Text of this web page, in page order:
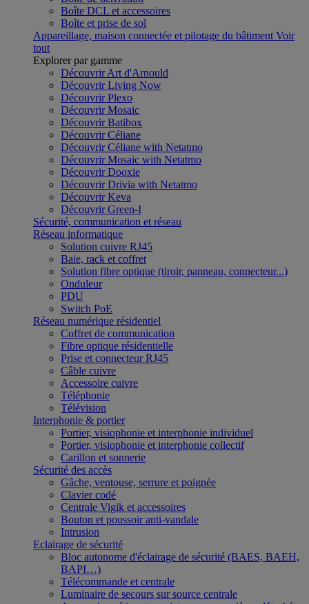
Boîte DCL et accessoires
Boîte et prise de sol
Appareillage, maison connectée et pilotage du bâtiment Voir
tout
Explorer par gamme
Découvrir Art d'Arnould
Découvrir Living Now
Découvrir Plexo
Découvrir Mosaic
Découvrir Batibox
Découvrir Céliane
Découvrir Céliane with Netatmo
Découvrir Mosaic with Netatmo
Découvrir Dooxie
Découvrir Drivia with Netatmo
Découvrir Keva
Découvrir Green-I
Sécurité, communication et réseau
Réseau informatique
Solution cuivre RJ45
Baie, rack et coffret
Solution fibre optique (tiroir, panneau, connecteur...)
Onduleur
PDU
Switch PoE
Réseau numérique résidentiel
Coffret de communication
Fibre optique résidentielle
Prise et connecteur RJ45
Câble cuivre
Accessoire cuivre
Téléphonie
Télévision
Interphonie & portier
Portier, visiophonie et interphonie individuel
Portier, visiophonie et interphonie collectif
Carillon et sonnerie
Sécurité des accès
Gâche, ventouse, serrure et poignée
Clavier codé
Centrale Vigik et accessoires
Bouton et poussoir anti-vandale
Intrusion
Eclairage de sécurité
Bloc autonome d'éclairage de sécurité (BAES, BAEH,
BAPI…)
Télécommande et centrale
Luminaire de secours sur source centrale